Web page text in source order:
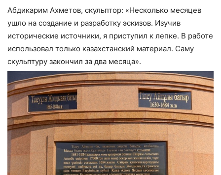
Абдикарим Ахметов, скульптор: «Несколько месяцев
ушло на создание и разработку эскизов. Изучив
исторические источники, я приступил к лепке. В работе
использовал только казахстанский материал. Саму
скульптуру закончил за два месяца».